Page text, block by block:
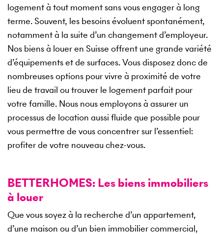
logement à tout moment sans vous engager à long
terme. Souvent, les besoins évoluent spontanément,
notamment à la suite d’un changement d’employeur.
Nos biens à louer en Suisse offrent une grande variété
d’équipements et de surfaces. Vous disposez donc de
nombreuses options pour vivre à proximité de votre
lieu de travail ou trouver le logement parfait pour
votre famille. Nous nous employons à assurer un
processus de location aussi fluide que possible pour
vous permettre de vous concentrer sur l’essentiel:
profiter de votre nouveau chez-vous.
BETTERHOMES: Les biens immobiliers
à louer
Que vous soyez à la recherche d’un appartement,
d’une maison ou d’un bien immobilier commercial,